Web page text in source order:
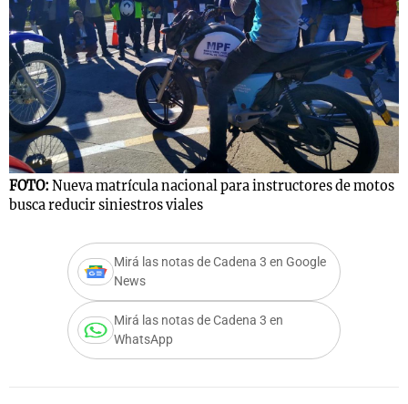
FOTO: Nueva matrícula nacional para instructores de motos
busca reducir siniestros viales
Mirá las notas de Cadena 3 en Google
News
Mirá las notas de Cadena 3 en
WhatsApp